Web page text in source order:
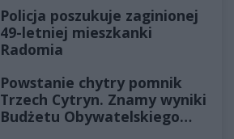
Policja poszukuje zaginionej
49-letniej mieszkanki
Radomia
Powstanie chytry pomnik
Trzech Cytryn. Znamy wyniki
Budżetu Obywatelskiego